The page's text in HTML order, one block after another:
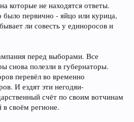
которые не находятся ответы.
первично - яйцо или курица,
ли совесть у единоросов и
перед выборами. Все
снова полезли в губернаторы.
перевёл во временно
И ездят эти негодяи-
счёт по своим вотчинам
своём регионе.